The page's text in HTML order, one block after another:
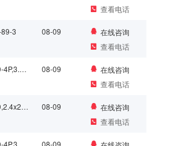
查看电话
3 08-09
在线咨询
查看电话
SMD-4P,3.5x3.5mm 08-09
在线咨询
查看电话
SMD,2.4x2.7mm 08-09
在线咨询
查看电话
SMD-4P,3.5x3.7mm 08-09